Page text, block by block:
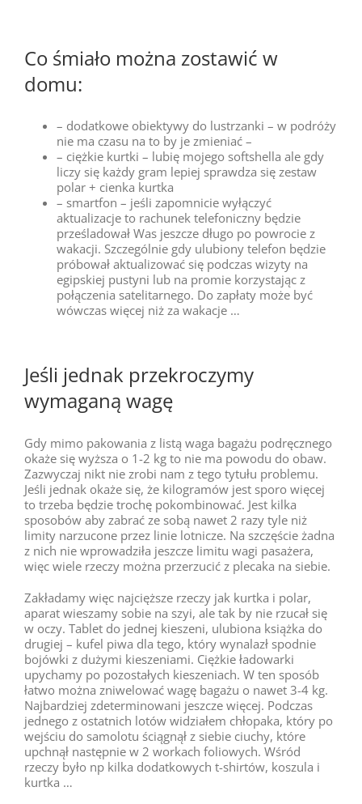
Co śmiało można zostawić w
domu:
– dodatkowe obiektywy do lustrzanki – w podróży
nie ma czasu na to by je zmieniać –
– ciężkie kurtki – lubię mojego softshella ale gdy
liczy się każdy gram lepiej sprawdza się zestaw
polar + cienka kurtka
– smartfon – jeśli zapomnicie wyłączyć
aktualizacje to rachunek telefoniczny będzie
prześladował Was jeszcze długo po powrocie z
wakacji. Szczególnie gdy ulubiony telefon będzie
próbował aktualizować się podczas wizyty na
egipskiej pustyni lub na promie korzystając z
połączenia satelitarnego. Do zapłaty może być
wówczas więcej niż za wakacje …
Jeśli jednak przekroczymy
wymaganą wagę
Gdy mimo pakowania z listą waga bagażu podręcznego
okaże się wyższa o 1-2 kg to nie ma powodu do obaw.
Zazwyczaj nikt nie zrobi nam z tego tytułu problemu.
Jeśli jednak okaże się, że kilogramów jest sporo więcej
to trzeba będzie trochę pokombinować. Jest kilka
sposobów aby zabrać ze sobą nawet 2 razy tyle niż
limity narzucone przez linie lotnicze. Na szczęście żadna
z nich nie wprowadziła jeszcze limitu wagi pasażera,
więc wiele rzeczy można przerzucić z plecaka na siebie.
Zakładamy więc najcięższe rzeczy jak kurtka i polar,
aparat wieszamy sobie na szyi, ale tak by nie rzucał się
w oczy. Tablet do jednej kieszeni, ulubiona książka do
drugiej – kufel piwa dla tego, który wynalazł spodnie
bojówki z dużymi kieszeniami. Ciężkie ładowarki
upychamy po pozostałych kieszeniach. W ten sposób
łatwo można zniwelować wagę bagażu o nawet 3-4 kg.
Najbardziej zdeterminowani jeszcze więcej. Podczas
jednego z ostatnich lotów widziałem chłopaka, który po
wejściu do samolotu ściągnął z siebie ciuchy, które
upchnął następnie w 2 workach foliowych. Wśród
rzeczy było np kilka dodatkowych t-shirtów, koszula i
kurtka …